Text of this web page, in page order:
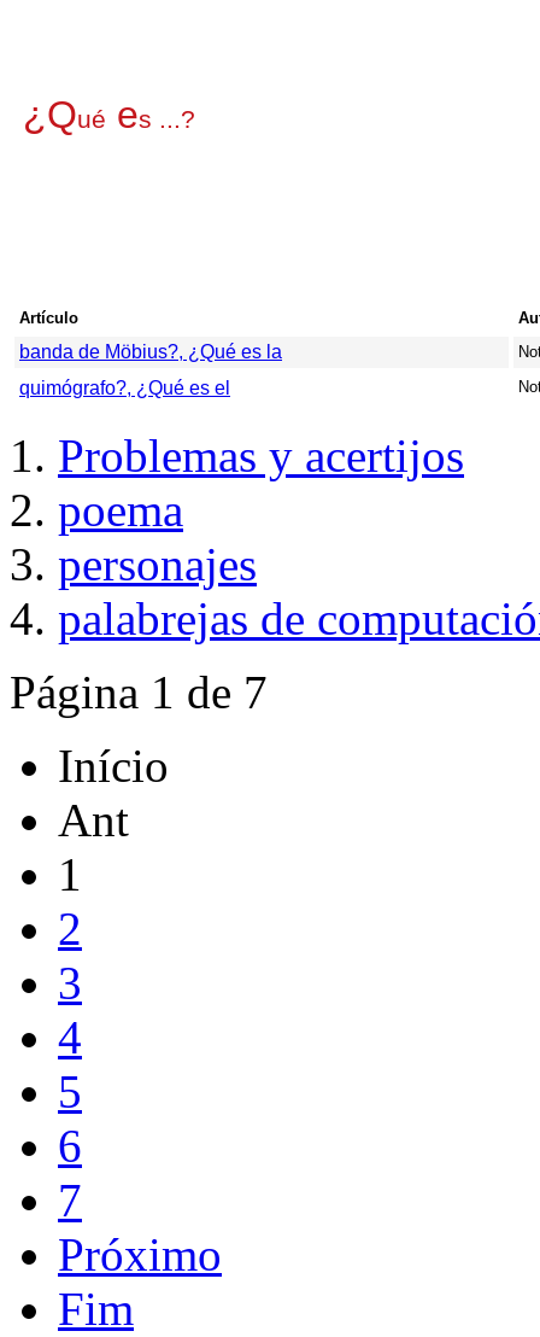
¿Qué es ...?
Artículo
banda de Möbius?, ¿Qué es la
quimógrafo?, ¿Qué es el
Problemas y acertijos
poema
personajes
palabrejas de
Página 1 de 7
Início
Ant
1
2
3
4
5
6
7
Próximo
Fim